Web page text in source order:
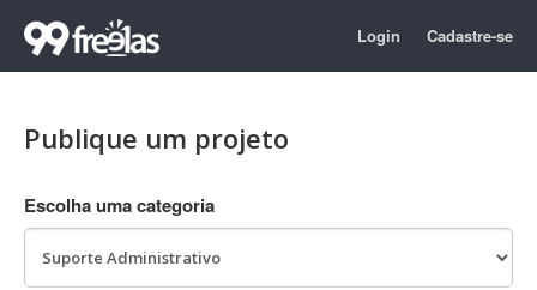
Login Cadastre-se
Publique um projeto
Escolha uma categoria